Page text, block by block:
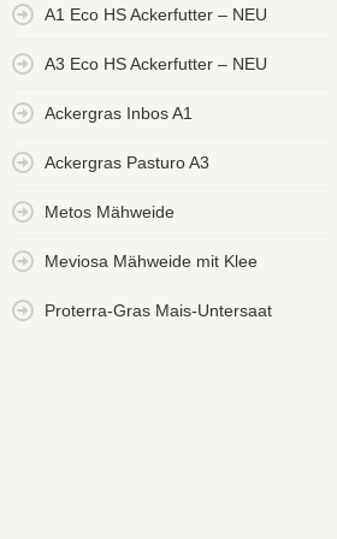
A1 Eco HS Ackerfutter – NEU
A3 Eco HS Ackerfutter – NEU
Ackergras Inbos A1
Ackergras Pasturo A3
Metos Mähweide
Meviosa Mähweide mit Klee
Proterra-Gras Mais-Untersaat